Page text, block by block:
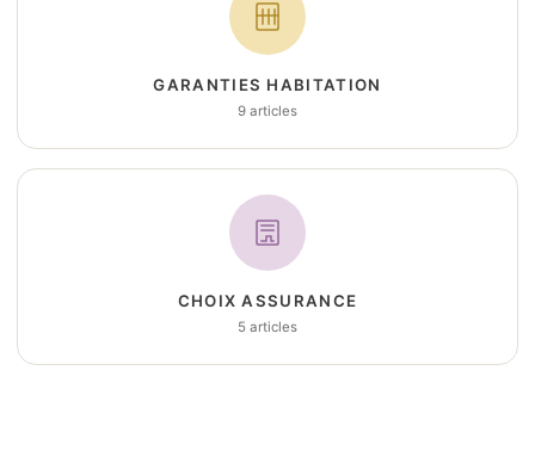
GARANTIES HABITATION
9 articles
CHOIX ASSURANCE
5 articles